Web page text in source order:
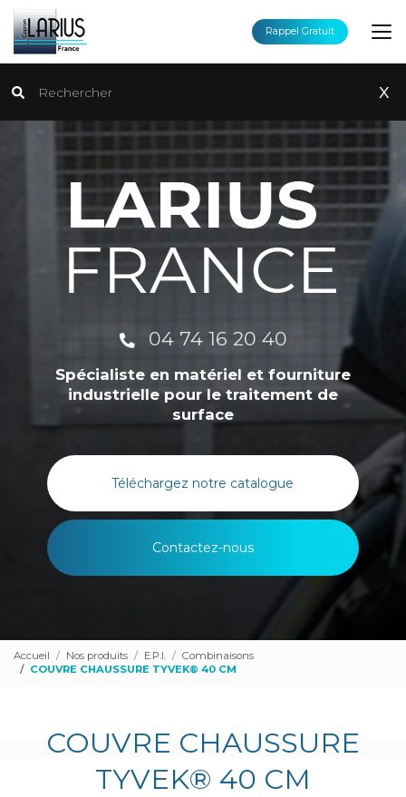
Aller
au
contenu
principal
Rechercher
x
Rappel Gratuit
04 74 16 20 40
Spécialiste en matériel et fourniture
industrielle pour le traitement de
surface
Téléchargez notre catalogue
Contactez-nous
Accueil Nos produits E.P.I.
Combinaisons
COUVRE CHAUSSURE TYVEK® 40 CM
COUVRE CHAUSSURE
TYVEK® 40 CM